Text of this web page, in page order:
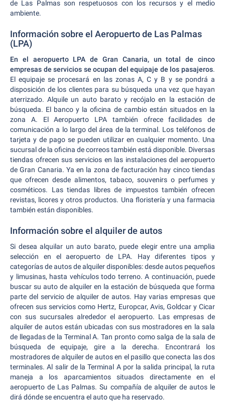
de Las Palmas son respetuosos con los recursos y el medio
ambiente.
Información sobre el Aeropuerto de Las Palmas
(LPA)
En el aeropuerto LPA de Gran Canaria, un total de cinco
empresas de servicios se ocupan del equipaje de los pasajeros.
El equipaje se procesará en las zonas A, C y B y se pondrá a
disposición de los clientes para su búsqueda una vez que hayan
aterrizado. Alquile un auto barato y recójalo en la estación de
búsqueda. El banco y la oficina de cambio están situados en la
zona A. El Aeropuerto LPA también ofrece facilidades de
comunicación a lo largo del área de la terminal. Los teléfonos de
tarjeta y de pago se pueden utilizar en cualquier momento. Una
sucursal de la oficina de correos también está disponible. Diversas
tiendas ofrecen sus servicios en las instalaciones del aeropuerto
de Gran Canaria. Ya en la zona de facturación hay cinco tiendas
que ofrecen desde alimentos, tabaco, souvenirs o perfumes y
cosméticos. Las tiendas libres de impuestos también ofrecen
revistas, licores y otros productos. Una floristería y una farmacia
también están disponibles.
Información sobre el alquiler de autos
Si desea alquilar un auto barato, puede elegir entre una amplia
selección en el aeropuerto de LPA. Hay diferentes tipos y
categorías de autos de alquiler disponibles: desde autos pequeños
y limusinas, hasta vehículos todo terreno. A continuación, puede
buscar su auto de alquiler en la estación de búsqueda que forma
parte del servicio de alquiler de autos. Hay varias empresas que
ofrecen sus servicios como Hertz, Europcar, Avis, Goldcar y Cicar
con sus sucursales alrededor el aeropuerto. Las empresas de
alquiler de autos están ubicadas con sus mostradores en la sala
de llegadas de la Terminal A. Tan pronto como salga de la sala de
búsqueda de equipaje, gire a la derecha. Encontrará los
mostradores de alquiler de autos en el pasillo que conecta las dos
terminales. Al salir de la Terminal A por la salida principal, la ruta
maneja a los aparcamientos situados directamente en el
aeropuerto de Las Palmas. Su compañía de alquiler de autos le
dirá dónde se encuentra el auto que ha reservado.